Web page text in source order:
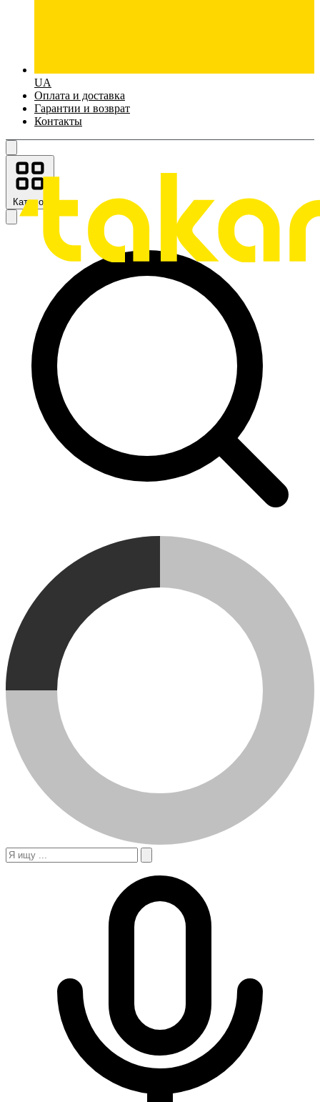
UA
Оплата и доставка
Гарантии и возврат
Контакты
Каталог